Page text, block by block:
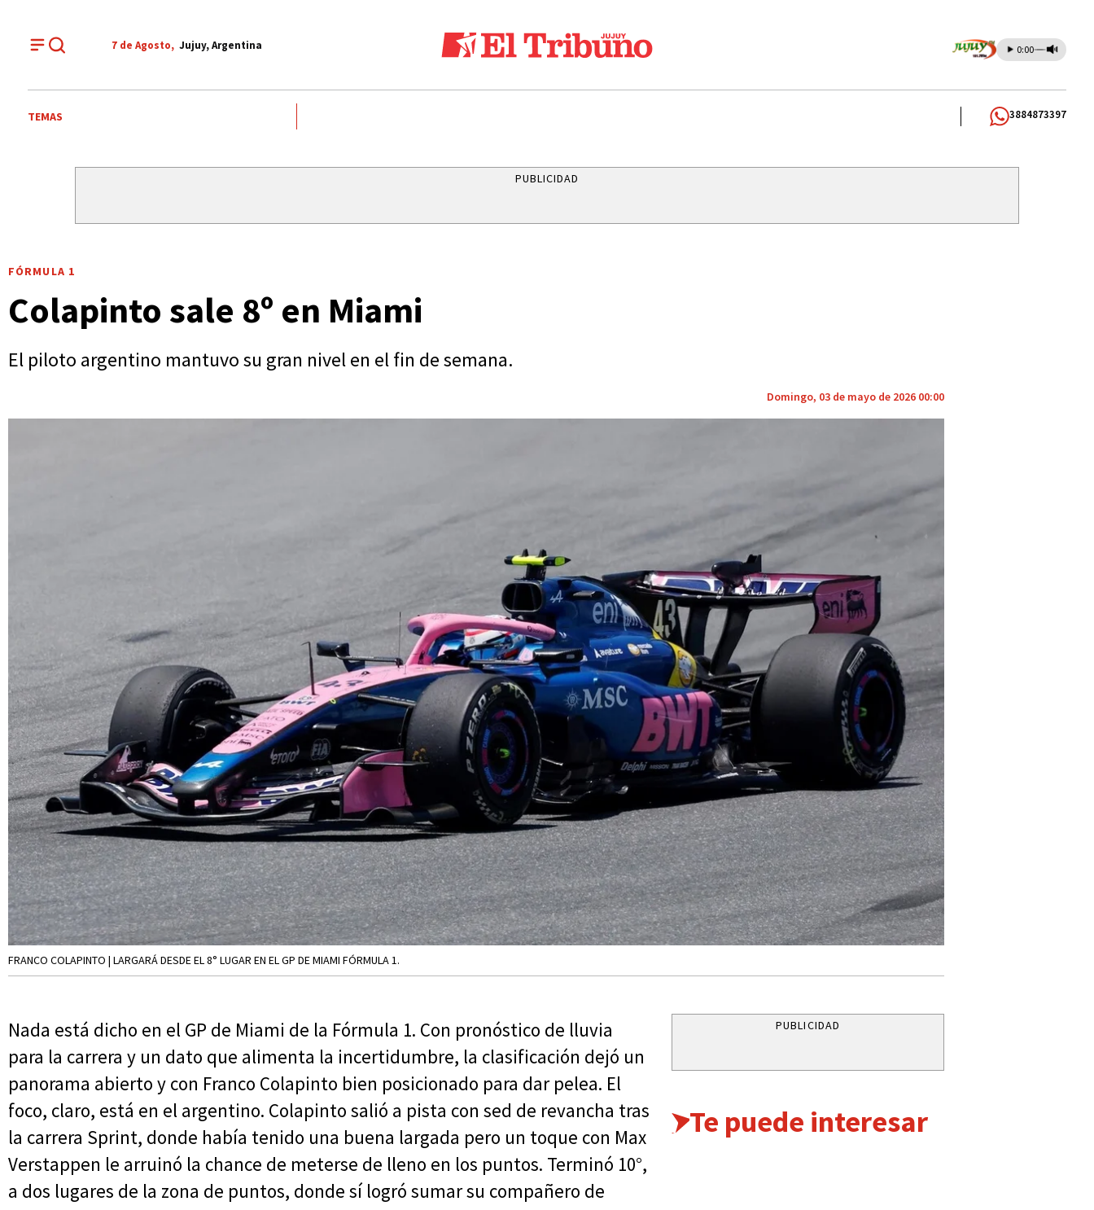
7 de Agosto, Jujuy, Argentina 0:00
TEMAS 3884873397
PUBLICIDAD
FÓRMULA 1
Colapinto sale 8º en Miami
El piloto argentino mantuvo su gran nivel en el fin de semana.
Domingo, 03 de mayo de 2026 00:00
FRANCO COLAPINTO | LARGARÁ DESDE EL 8° LUGAR EN EL GP DE MIAMI FÓRMULA 1.
Nada está dicho en el GP de Miami de la Fórmula 1. Con pronóstico de lluvia
para la carrera y un dato que alimenta la incertidumbre, la clasificación dejó un
panorama abierto y con Franco Colapinto bien posicionado para dar pelea. El
foco, claro, está en el argentino. Colapinto salió a pista con sed de revancha tras
la carrera Sprint, donde había tenido una buena largada pero un toque con Max
Verstappen le arruinó la chance de meterse de lleno en los puntos. Terminó 10°,
a dos lugares de la zona de puntos, donde sí logró sumar su compañero de
PUBLICIDAD
Te puede interesar